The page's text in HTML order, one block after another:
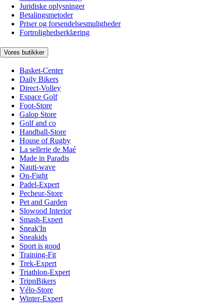
Juridiske oplysninger
Betalingsmetoder
Priser og forsendelsesmuligheder
Fortrolighedserklæring
Vores butikker
Basket-Center
Daily Bikers
Direct-Volley
Espace Golf
Foot-Store
Galop Store
Golf and co
Handball-Store
House of Rugby
La sellerie de Maé
Made in Paradis
Nauti-wave
On-Fight
Padel-Expert
Pecheur-Store
Pet and Garden
Slowood Interior
Smash-Expert
Sneak'In
Sneakids
Sport is good
Training-Fit
Trek-Expert
Triathlon-Expert
TripnBikers
Vélo-Store
Winter-Expert